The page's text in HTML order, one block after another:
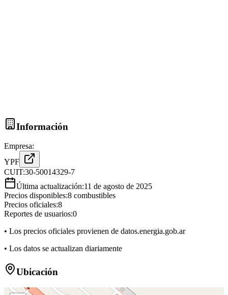
Información
Empresa:
YPF
CUIT:30-50014329-7
Última actualización:11 de agosto de 2025
Precios disponibles:8 combustibles
Precios oficiales:8
Reportes de usuarios:0
• Los precios oficiales provienen de datos.energia.gob.ar
• Los datos se actualizan diariamente
Ubicación